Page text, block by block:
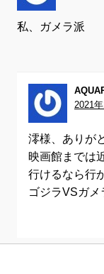
私、ガメラ派
2021
澪様、ありが
映画館までは
行けるなら行
ゴジラVSガメ